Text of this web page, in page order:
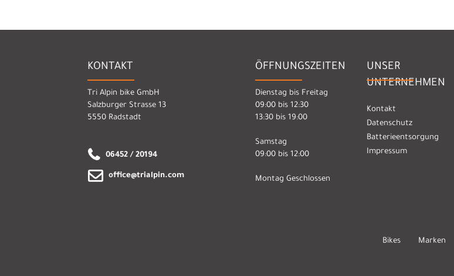
KONTAKT
Tri Alpin bike GmbH
Salzburger Strasse 13
5550 Radstadt
06452 / 20194
office@trialpin.com
ÖFFNUNGSZEITEN
Dienstag bis Freitag
09:00 bis 12:30
13:30 bis 19:00
Samstag
09:00 bis 12:00
Montag Geschlossen
UNSER
UNTERNEHMEN
Kontakt
Datenschutz
Batterieentsorgung
Impressum
Bikes Marken